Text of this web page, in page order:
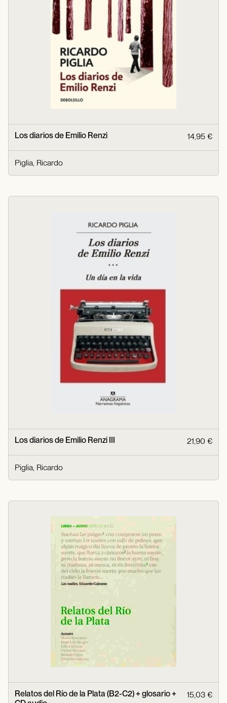
Los diarios de Emilio Renzi 14,95 €
Piglia, Ricardo
Los diarios de Emilio Renzi III 21,90 €
Piglia, Ricardo
Relatos del Río de la Plata (B2-C2) + glosario +
15,03 €